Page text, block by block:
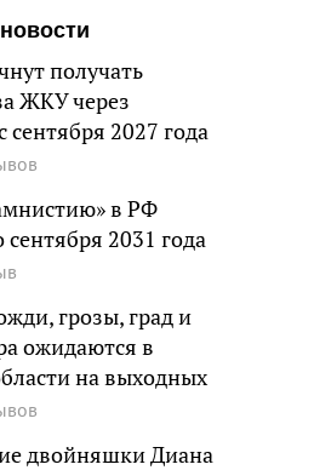
получать
ЖКУ через
сентября 2027 года
в РФ
2031 года
грозы, град и
ожидаются в
на выходных
двойняшки Диана